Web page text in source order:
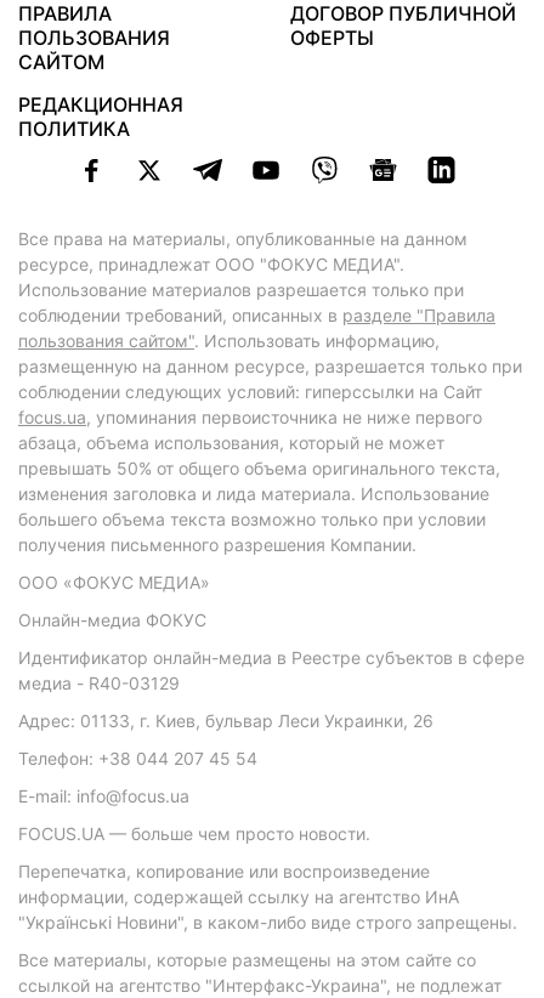
ПРАВИЛА
ПОЛЬЗОВАНИЯ
САЙТОМ
ДОГОВОР ПУБЛИЧНОЙ
ОФЕРТЫ
РЕДАКЦИОННАЯ
ПОЛИТИКА
Все права на материалы, опубликованные на данном
ресурсе, принадлежат ООО "ФОКУС МЕДИА".
Использование материалов разрешается только при
соблюдении требований, описанных в разделе "Правила
пользования сайтом". Использовать информацию,
размещенную на данном ресурсе, разрешается только при
соблюдении следующих условий: гиперссылки на Сайт
focus.ua, упоминания первоисточника не ниже первого
абзаца, объема использования, который не может
превышать 50% от общего объема оригинального текста,
изменения заголовка и лида материала. Использование
большего объема текста возможно только при условии
получения письменного разрешения Компании.
ООО «ФОКУС МЕДИА»
Онлайн-медиа ФОКУС
Идентификатор онлайн-медиа в Реестре субъектов в сфере
медиа - R40-03129
Адрес: 01133, г. Киев, бульвар Леси Украинки, 26
Телефон: +38 044 207 45 54
E-mail: info@focus.ua
FOCUS.UA — больше чем просто новости.
Перепечатка, копирование или воспроизведение
информации, содержащей ссылку на агентство ИнА
"Українські Новини", в каком-либо виде строго запрещены.
Все материалы, которые размещены на этом сайте со
ссылкой на агентство "Интерфакс-Украина", не подлежат